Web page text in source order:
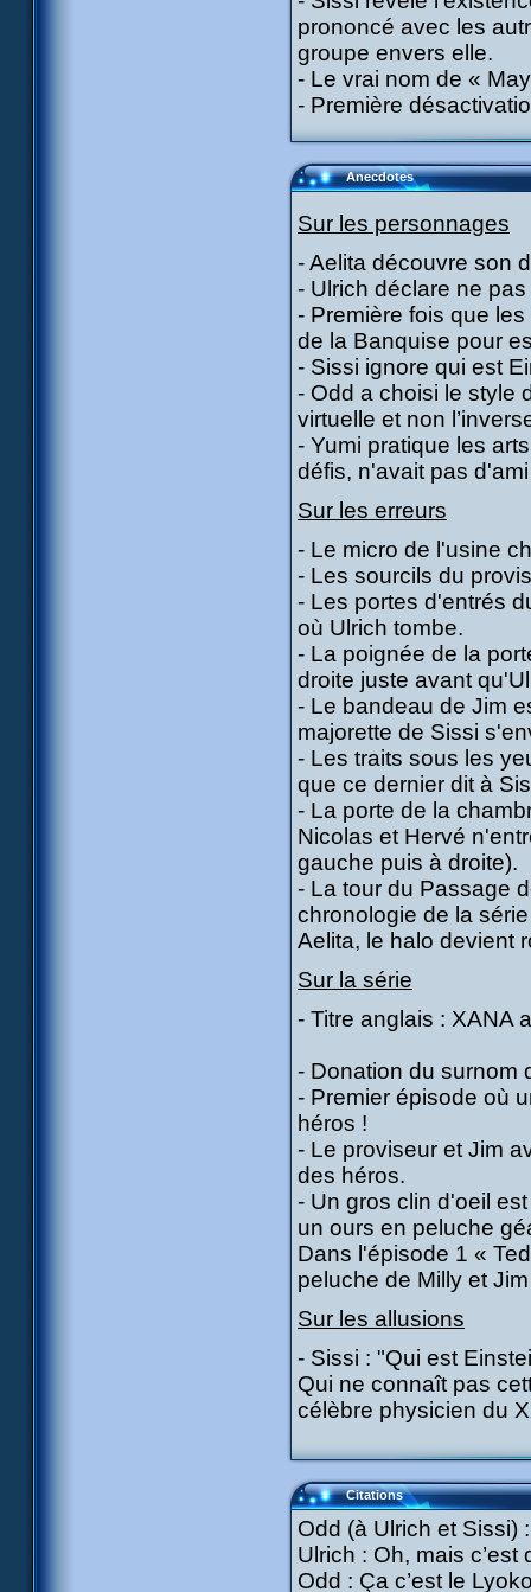
prononcé avec les
groupe envers elle.
- Le vrai nom de «
- Première
Anecdotes
Sur les personnages
- Aelita découvre son
- Ulrich déclare ne
- Première fois que
de la Banquise pour
- Sissi ignore qui est
- Odd a choisi le style
virtuelle et non
- Yumi pratique les
défis, n'avait pas
Sur les erreurs
- Le micro de l'usine
- Les sourcils du
- Les portes d'entrés
où Ulrich tombe.
- La poignée de la
droite juste avant
- Le bandeau de Jim
majorette de Sissi
- Les traits sous les
que ce dernier dit à
- La porte de la
Nicolas et Hervé
gauche puis à droite).
- La tour du Passage
chronologie de la
Aelita, le halo devient
Sur la série
- Titre anglais : XANA
- Donation du surnom
- Premier épisode où
héros !
- Le proviseur et Jim
des héros.
- Un gros clin d'oeil
un ours en peluche
Dans l'épisode 1 «
peluche de Milly et
Sur les allusions
- Sissi : "Qui est
Qui ne connaît pas
célèbre physicien du
Citations
Odd (à Ulrich et Sissi)
Ulrich : Oh, mais c’est
Odd : Ça c’est le